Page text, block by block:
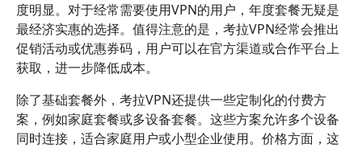
度明显。对于经常需要使用VPN的用户，年度套餐无疑是
最经济实惠的选择。值得注意的是，考拉VPN经常会推出
促销活动或优惠券码，用户可以在官方渠道或合作平台上
获取，进一步降低成本。
除了基础套餐外，考拉VPN还提供一些定制化的付费方
案，例如家庭套餐或多设备套餐。这些方案允许多个设备
同时连接，适合家庭用户或小型企业使用。价格方面，这